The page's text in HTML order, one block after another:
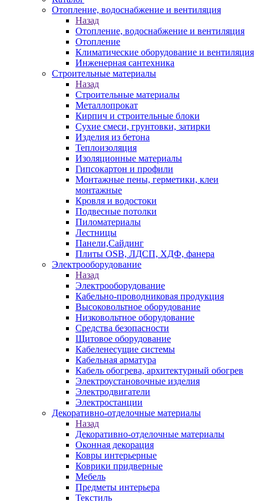
Отопление, водоснабжение и вентиляция
Назад
Отопление, водоснабжение и вентиляция
Отопление
Климатические оборудование и вентиляция
Инженерная сантехника
Строительные материалы
Назад
Строительные материалы
Металлопрокат
Кирпич и строительные блоки
Сухие смеси, грунтовки, затирки
Изделия из бетона
Теплоизоляция
Изоляционные материалы
Гипсокартон и профили
Монтажные пены, герметики, клеи
монтажные
Кровля и водостоки
Подвесные потолки
Пиломатериалы
Лестницы
Панели,Сайдинг
Плиты OSB, ЛДСП, ХДФ, фанера
Электрооборудование
Назад
Электрооборудование
Кабельно-проводниковая продукция
Высоковольтное оборудование
Низковольтное оборудование
Средства безопасности
Щитовое оборудование
Кабеленесущие системы
Кабельная арматура
Кабель обогрева, архитектурный обогрев
Электроустановочные изделия
Электродвигатели
Электростанции
Декоративно-отделочные материалы
Назад
Декоративно-отделочные материалы
Оконная декорация
Ковры интерьерные
Коврики придверные
Мебель
Предметы интерьера
Текстиль